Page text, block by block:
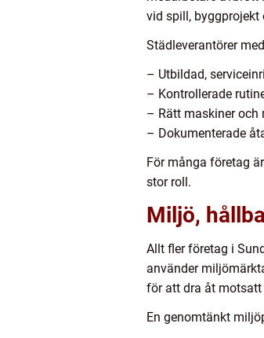
vid spill, byggprojekt
Städleverantörer
– Utbildad,
– Kontrollerade
– Rätt maskiner och
– Dokumenterade
För många företag
stor roll.
Miljö,
Allt fler företag i
använder
för att dra åt motsatt
En genomtänkt